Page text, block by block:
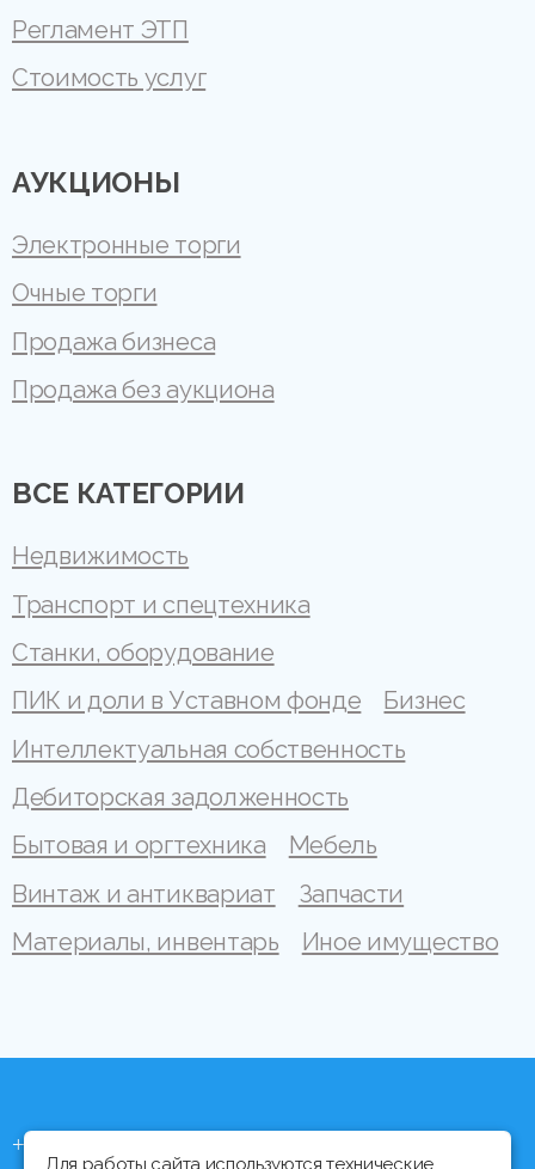
Регламент ЭТП
Стоимость услуг
АУКЦИОНЫ
Электронные торги
Очные торги
Продажа бизнеса
Продажа без аукциона
ВСЕ КАТЕГОРИИ
Недвижимость
Транспорт и спецтехника
Станки, оборудование
ПИК и доли в Уставном фонде
Бизнес
Интеллектуальная собственность
Дебиторская задолженность
Бытовая и оргтехника
Мебель
Винтаж и антиквариат
Запчасти
Материалы, инвентарь
Иное имущество
+375 (44) 704 92 06
Для работы сайта используются технические,